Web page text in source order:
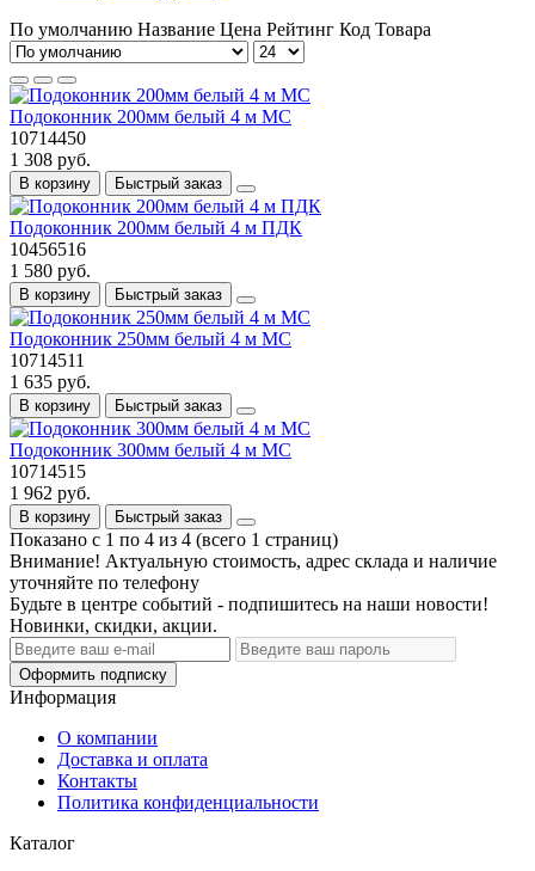
По умолчанию Название Цена Рейтинг Код Товара
Подоконник 200мм белый 4 м МС
10714450
1 308 руб.
В корзину Быстрый заказ
Подоконник 200мм белый 4 м ПДК
10456516
1 580 руб.
В корзину Быстрый заказ
Подоконник 250мм белый 4 м МС
10714511
1 635 руб.
В корзину Быстрый заказ
Подоконник 300мм белый 4 м МС
10714515
1 962 руб.
В корзину Быстрый заказ
Показано с 1 по 4 из 4 (всего 1 страниц)
Внимание! Актуальную стоимость, адрес склада и наличие
уточняйте по телефону
Будьте в центре событий - подпишитесь на наши новости!
Новинки, скидки, акции.
Оформить подписку
Информация
О компании
Доставка и оплата
Контакты
Политика конфиденциальности
Каталог